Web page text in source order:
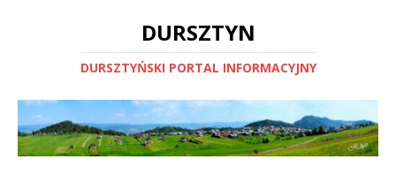
DURSZTYN
DURSZTYŃSKI PORTAL INFORMACYJNY